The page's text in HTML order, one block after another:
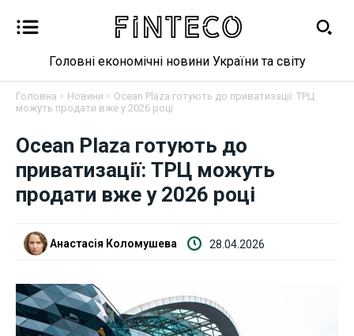
Новини
Бізнес
Криптовалюта
Головні економічні новини України та світу
Головна Новини
Ocean Plaza готують до приватизації: ТРЦ
можуть продати вже у 2026 році
Ocean Plaza готують до
приватизації: ТРЦ можуть
продати вже у 2026 році
Анастасія Коломушева 28.04.2026